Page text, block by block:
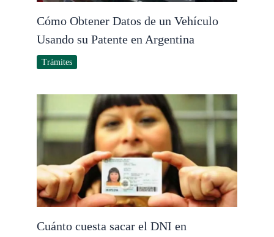
Cómo Obtener Datos de un Vehículo
Usando su Patente en Argentina
Trámites
Cuánto cuesta sacar el DNI en